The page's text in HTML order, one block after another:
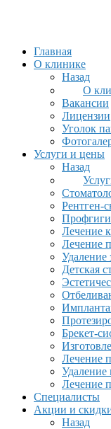
Главная
О клинике
Назад
О
Вакансии
Лицензии
Уголок
Услуги и цены
Назад
Рентген-
Лечение
Лечение
Удаление
Детская
Брекет-
Лечение
Удаление
Лечение
Специалисты
Акции и
Назад